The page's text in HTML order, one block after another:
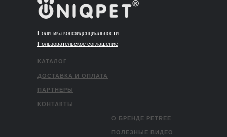
Политика конфиденциальности
Пользовательское соглашение
КАТАЛОГ
ДОСТАВКА И ОПЛАТА
ПАРТНЁРЫ
КОНТАКТЫ
О БРЕНДЕ PETREE
ПОЛЕЗНЫЕ ВИДЕО